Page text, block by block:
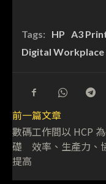
Tags: HP A3
Digital Workplace
前一篇文章
數碼工作間以 HCP
礎 效率、生產力、
提高